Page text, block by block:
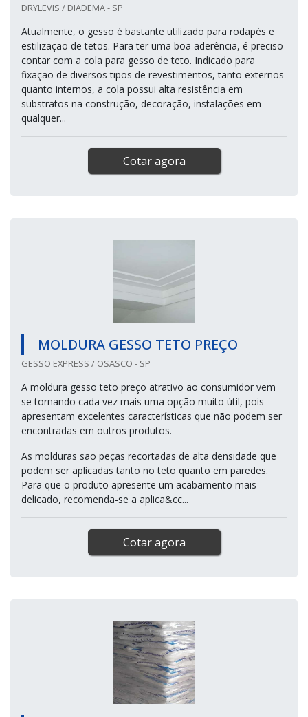
DRYLEVIS / DIADEMA - SP
Atualmente, o gesso é bastante utilizado para rodapés e
estilização de tetos. Para ter uma boa aderência, é preciso
contar com a cola para gesso de teto. Indicado para
fixação de diversos tipos de revestimentos, tanto externos
quanto internos, a cola possui alta resistência em
substratos na construção, decoração, instalações em
qualquer...
Cotar agora
MOLDURA GESSO TETO PREÇO
GESSO EXPRESS / OSASCO - SP
A moldura gesso teto preço atrativo ao consumidor vem
se tornando cada vez mais uma opção muito útil, pois
apresentam excelentes características que não podem ser
encontradas em outros produtos.
As molduras são peças recortadas de alta densidade que
podem ser aplicadas tanto no teto quanto em paredes.
Para que o produto apresente um acabamento mais
delicado, recomenda-se a aplica&cc...
Cotar agora